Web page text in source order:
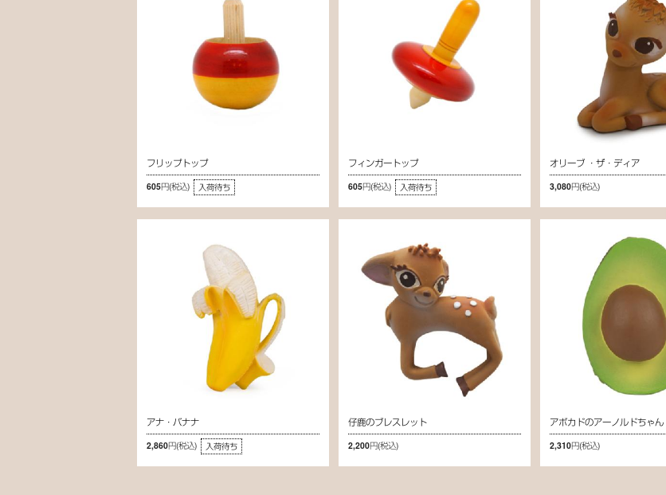
フリップトップ
605円(税込) 入荷待ち
フィンガートップ
605円(税込) 入荷待ち
オリーブ ・ザ・ディア
3,080円(税込)
アナ・バナナ
2,860円(税込) 入荷待ち
仔鹿のブレスレット
2,200円(税込)
アボカドのアーノルドちゃん
2,310円(税込)